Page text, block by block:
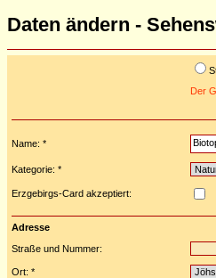
Daten ändern -
Der
Name: *
Kategorie: *
Erzgebirgs-Card akzeptiert:
Adresse
Straße und Nummer:
Ort: *